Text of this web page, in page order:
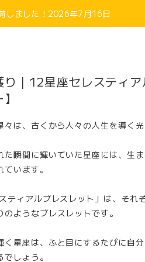
しました！2026年7月16日
translation feature. micane
り｜12星座セレスティ
々は、古くから人々の人生を導く
た瞬間に輝いていた星座には、生
います。
ティアルブレスレット」は、そ
のようなブレスレットです。
く星座は、ふと目にするたびに自
しょう。